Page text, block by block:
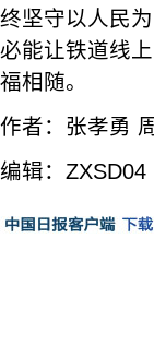
终坚守以人民
必能让铁道线
福相随。
作者：张孝勇
编辑：ZXSD04